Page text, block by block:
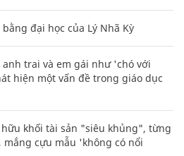
đại học của Lý Nhã Kỳ
trai và em gái như 'chó với
hiện một vấn đề trong giáo dục
khối tài sản "siêu khủng", từng
mắng cựu mẫu 'không có nổi